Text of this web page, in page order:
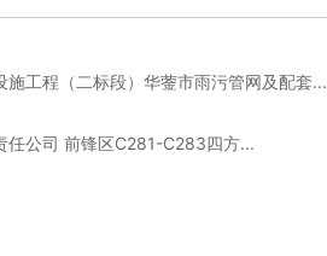
施工程（二标段）华蓥市雨污管网及配套...
任公司 前锋区C281-C283四方...